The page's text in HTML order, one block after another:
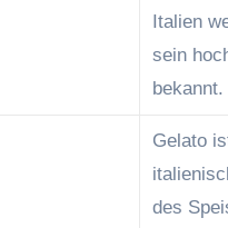
Italien
sein
bekannt.
Gelato
des